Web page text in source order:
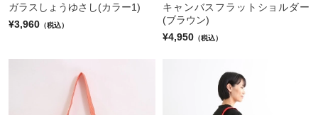
ガラスしょうゆさし(カラー1)
¥3,960 （税込）
キャンバスフラットショルダー
(ブラウン)
¥4,950 （税込）